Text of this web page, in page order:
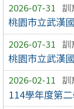
2026-07-31 訓
桃園市立武漢
2026-07-31 訓
桃園市立武漢
2026-02-11 訓
114學年度第